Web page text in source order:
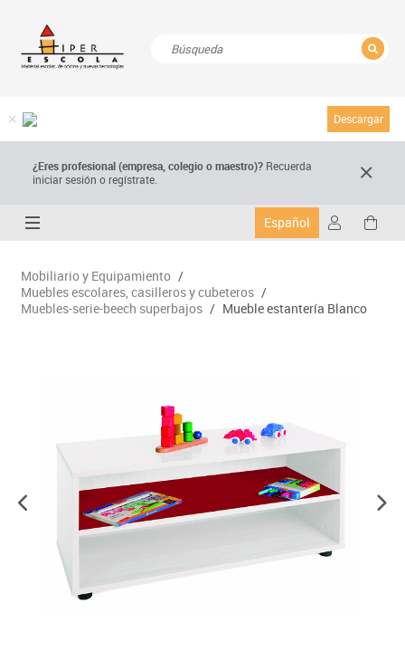
Descargar
¿Eres profesional (empresa, colegio o maestro)? Recuerda
iniciar sesión o regístrate.
Español
Mobiliario y Equipamiento /
Muebles escolares, casilleros y cubeteros /
Muebles-serie-beech superbajos / Mueble estantería Blanco